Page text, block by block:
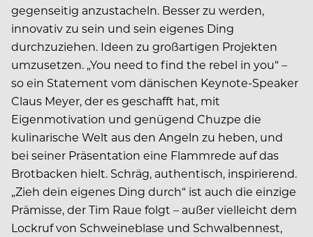
gegenseitig anzustacheln. Besser zu werden,
innovativ zu sein und sein eigenes Ding
durchzuziehen. Ideen zu großartigen Projekten
umzusetzen. „You need to find the rebel in you“ –
so ein Statement vom dänischen Keynote-Speaker
Claus Meyer, der es geschafft hat, mit
Eigenmotivation und genügend Chuzpe die
kulinarische Welt aus den Angeln zu heben, und
bei seiner Präsentation eine Flammrede auf das
Brotbacken hielt. Schräg, authentisch, inspirierend.
„Zieh dein eigenes Ding durch“ ist auch die einzige
Prämisse, der Tim Raue folgt – außer vielleicht dem
Lockruf von Schweineblase und Schwalbennest,